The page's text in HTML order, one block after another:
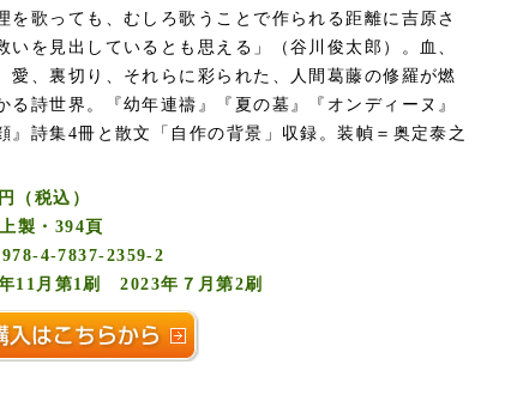
を歌っても、むしろ歌うことで作られる距離に吉原さ
いを見出しているとも思える」（谷川俊太郎）。血、
愛、裏切り、それらに彩られた、人間葛藤の修羅が燃
る詩世界。『幼年連禱』『夏の墓』『オンディーヌ』
』詩集4冊と散文「自作の背景」収録。装幀＝奥定泰之
（税込）
製・394頁
4-7837-2359-2
11月第1刷 2023年７月第2刷